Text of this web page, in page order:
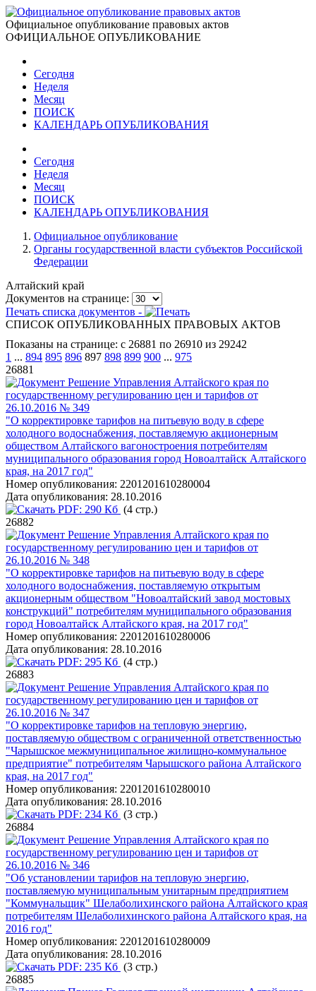
Официальное опубликование правовых актов
ОФИЦИАЛЬНОЕ ОПУБЛИКОВАНИЕ
Сегодня
Неделя
Месяц
ПОИСК
КАЛЕНДАРЬ ОПУБЛИКОВАНИЯ
Сегодня
Неделя
Месяц
ПОИСК
КАЛЕНДАРЬ ОПУБЛИКОВАНИЯ
Официальное опубликование
Органы государственной власти субъектов Российской
Федерации
Алтайский край
Документов на странице:
Печать списка документов -
СПИСОК ОПУБЛИКОВАННЫХ ПРАВОВЫХ АКТОВ
Показаны на странице: с 26881 по 26910 из 29242
1 ... 894 895 896 897 898 899 900 ... 975
26881
Решение Управления Алтайского края по
государственному регулированию цен и тарифов от
26.10.2016 № 349
"О корректировке тарифов на питьевую воду в сфере
холодного водоснабжения, поставляемую акционерным
обществом Алтайского вагоностроения потребителям
муниципального образования город Новоалтайск Алтайского
края, на 2017 год"
Номер опубликования: 2201201610280004
Дата опубликования: 28.10.2016
PDF: 290 Кб (4 стр.)
26882
Решение Управления Алтайского края по
государственному регулированию цен и тарифов от
26.10.2016 № 348
"О корректировке тарифов на питьевую воду в сфере
холодного водоснабжения, поставляемую открытым
акционерным обществом "Новоалтайский завод мостовых
конструкций" потребителям муниципального образования
город Новоалтайск Алтайского края, на 2017 год"
Номер опубликования: 2201201610280006
Дата опубликования: 28.10.2016
PDF: 295 Кб (4 стр.)
26883
Решение Управления Алтайского края по
государственному регулированию цен и тарифов от
26.10.2016 № 347
"О корректировке тарифов на тепловую энергию,
поставляемую обществом с ограниченной ответственностью
"Чарышское межмуниципальное жилищно-коммунальное
предприятие" потребителям Чарышского района Алтайского
края, на 2017 год"
Номер опубликования: 2201201610280010
Дата опубликования: 28.10.2016
PDF: 234 Кб (3 стр.)
26884
Решение Управления Алтайского края по
государственному регулированию цен и тарифов от
26.10.2016 № 346
"Об установлении тарифов на тепловую энергию,
поставляемую муниципальным унитарным предприятием
"Коммунальщик" Шелаболихинского района Алтайского края
потребителям Шелаболихинского района Алтайского края, на
2016 год"
Номер опубликования: 2201201610280009
Дата опубликования: 28.10.2016
PDF: 235 Кб (3 стр.)
26885